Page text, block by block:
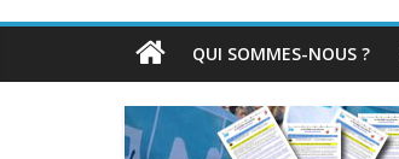
QUI SOMMES-NOUS ?